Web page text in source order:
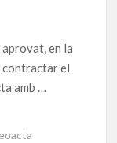
aprovat, en la
contractar el
amb …